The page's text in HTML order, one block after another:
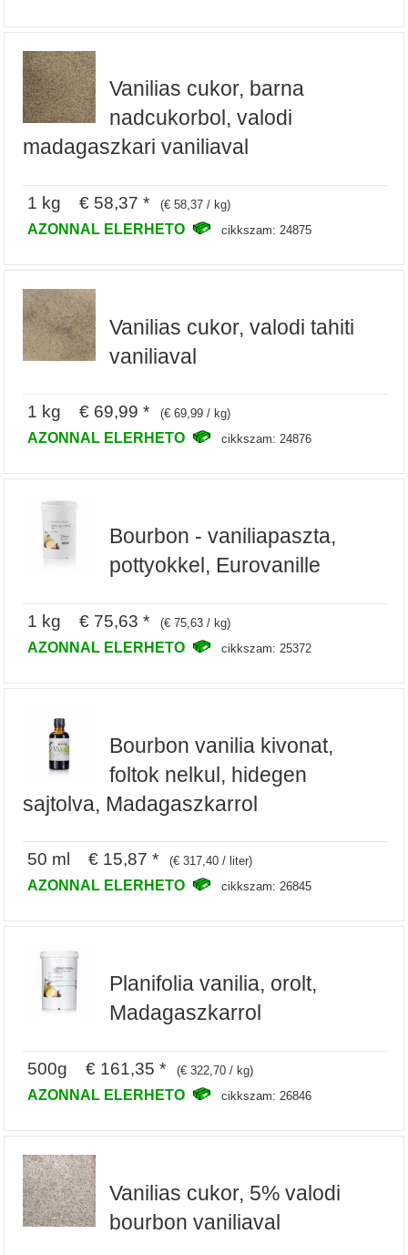
Vanilias cukor, barna
nadcukorbol, valodi
madagaszkari vaniliaval
1 kg € 58,37 * (€ 58,37 / kg)
AZONNAL ELERHETO cikkszam: 24875
Vanilias cukor, valodi tahiti
vaniliaval
1 kg € 69,99 * (€ 69,99 / kg)
AZONNAL ELERHETO cikkszam: 24876
Bourbon - vaniliapaszta,
pottyokkel, Eurovanille
1 kg € 75,63 * (€ 75,63 / kg)
AZONNAL ELERHETO cikkszam: 25372
Bourbon vanilia kivonat,
foltok nelkul, hidegen
sajtolva, Madagaszkarrol
50 ml € 15,87 * (€ 317,40 / liter)
AZONNAL ELERHETO cikkszam: 26845
Planifolia vanilia, orolt,
Madagaszkarrol
500g € 161,35 * (€ 322,70 / kg)
AZONNAL ELERHETO cikkszam: 26846
Vanilias cukor, 5% valodi
bourbon vaniliaval